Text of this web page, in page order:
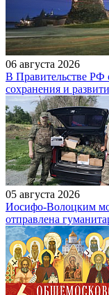
06 августа 2026
В Правительстве РФ
сохранения и
05 августа 2026
Иосифо-Волоцким
отправлена